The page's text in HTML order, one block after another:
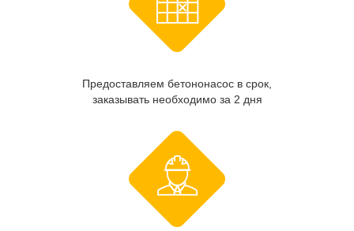
Предоставляем бетононасос в срок,
заказывать необходимо за 2 дня